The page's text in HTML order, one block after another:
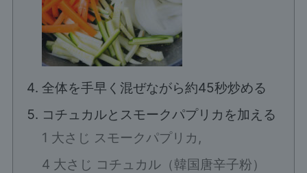
全体を手早く混ぜながら約45秒炒める
コチュカルとスモークパプリカを加える
1 大さじ スモークパプリカ,
4 大さじ コチュカル（韓国唐辛子粉）